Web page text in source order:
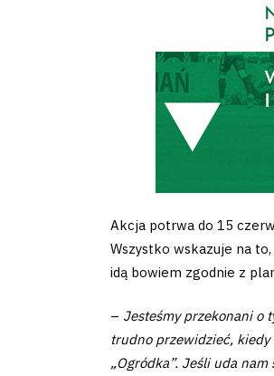
Kontakt
Pierwszy
Akcja potrwa do 15
Wszystko wskazuje na
idą bowiem zgodnie z
– Jesteśmy przekonani o
trudno przewidzieć,
„Ogródka”. Jeśli uda